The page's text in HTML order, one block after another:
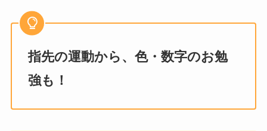
指先の運動から、色・数字のお勉
強も！